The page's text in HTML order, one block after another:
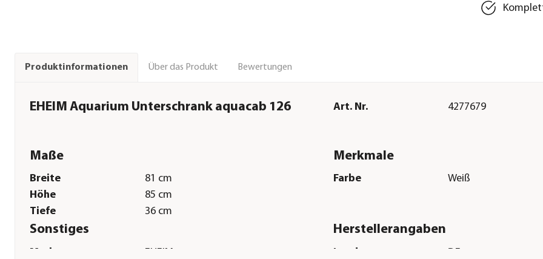
Produktinformationen Über das Produkt Bewertungen
EHEIM Aquarium Unterschrank aquacab 126 Art. Nr. 4277679
Maße
Breite
81 cm
Höhe
85 cm
Tiefe
36 cm
Merkmale
Farbe Weiß
Sonstiges
Marke EHEIM
Herstellerangaben
Land
DE